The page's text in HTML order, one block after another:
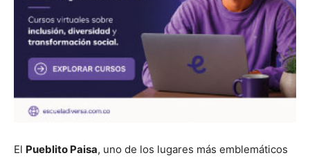
El Pueblito Paisa, uno de los lugares más emblemáticos